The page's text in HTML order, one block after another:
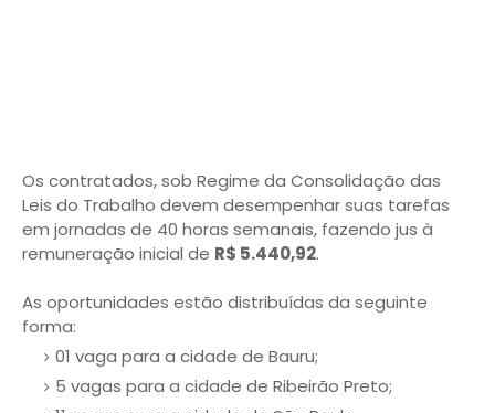
Os contratados, sob Regime da Consolidação das
Leis do Trabalho devem desempenhar suas tarefas
em jornadas de 40 horas semanais, fazendo jus à
remuneração inicial de R$ 5.440,92.
As oportunidades estão distribuídas da seguinte
forma:
01 vaga para a cidade de Bauru;
5 vagas para a cidade de Ribeirão Preto;